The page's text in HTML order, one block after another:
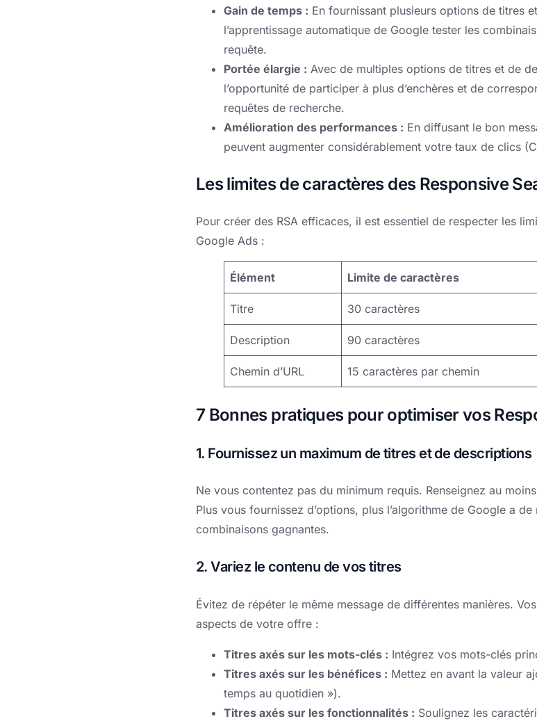
Gain de temps : En fournissant plusieurs options de titres
l’apprentissage automatique de Google tester les
requête.
Portée élargie : Avec de multiples options de titres et de
l’opportunité de participer à plus d’enchères et de
requêtes de recherche.
Amélioration des performances : En diffusant le bon
peuvent augmenter considérablement votre taux de clics
Les limites de caractères des Responsive
Pour créer des RSA efficaces, il est essentiel de respecter les
Google Ads :
Élément Limite de caractères
Titre 30 caractères
Description 90 caractères
Chemin d’URL 15 caractères par chemin
7 Bonnes pratiques pour optimiser vos
1. Fournissez un maximum de titres et de descriptions
Ne vous contentez pas du minimum requis. Renseignez au
Plus vous fournissez d’options, plus l’algorithme de Google a
combinaisons gagnantes.
2. Variez le contenu de vos titres
Évitez de répéter le même message de différentes manières.
aspects de votre offre :
Titres axés sur les mots-clés : Intégrez vos mots-clés
Titres axés sur les bénéfices : Mettez en avant la valeur
temps au quotidien »).
Titres axés sur les fonctionnalités : Soulignez les